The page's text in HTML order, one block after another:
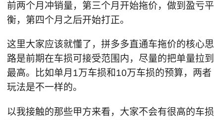
前两个月冲销量，第三个月开始拖价，做到盈亏平
衡，第四个月之后开始打正。
这里大家应该就懂了，拼多多直通车拖价的核心思
路是前期在车损可接受范围内，尽量的把单量拉到
最高。比如单月1万车损和10万车损的预算，两者
玩法是不一样的。
以我接触的那些甲方来看，大家不会有很高的车损